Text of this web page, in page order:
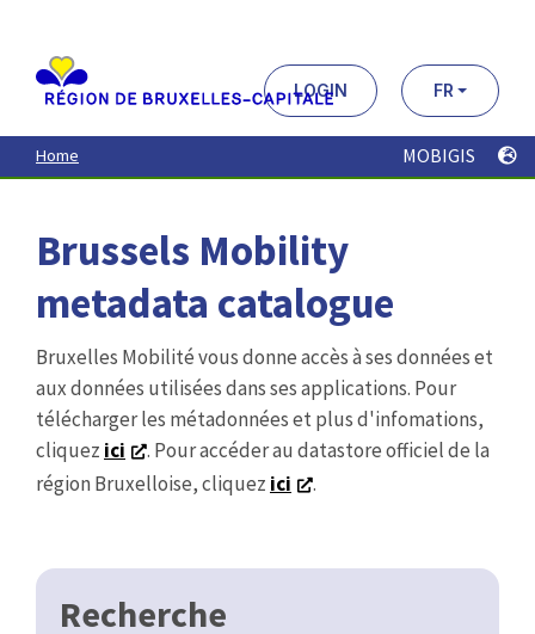
contenu
principal
LOGIN FR
Home MOBIGIS
Brussels Mobility
metadata catalogue
Bruxelles Mobilité vous donne accès à ses données et
aux données utilisées dans ses applications. Pour
télécharger les métadonnées et plus d'infomations,
cliquez ici
. Pour accéder au datastore officiel de la
région Bruxelloise, cliquez ici .
Recherche